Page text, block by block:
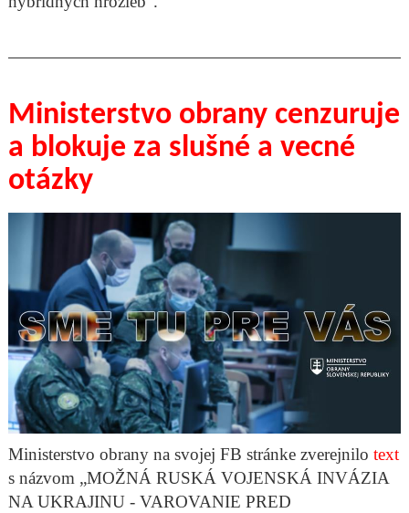
Ministerstvo obrany cenzuruje
a blokuje za slušné a vecné
otázky
Ministerstvo obrany na svojej FB stránke zverejnilo text
s názvom „MOŽNÁ RUSKÁ VOJENSKÁ INVÁZIA
NA UKRAJINU - VAROVANIE PRED